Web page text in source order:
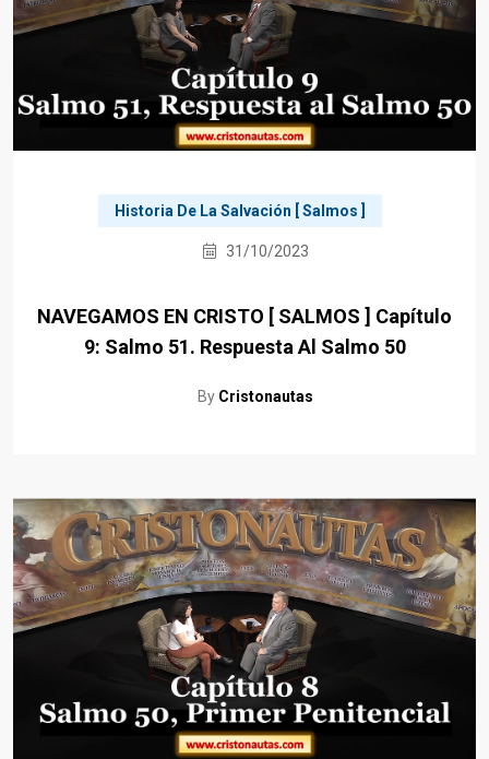
Historia De La Salvación [ Salmos ]
31/10/2023
NAVEGAMOS EN CRISTO [ SALMOS ] Capítulo
9: Salmo 51. Respuesta Al Salmo 50
By Cristonautas